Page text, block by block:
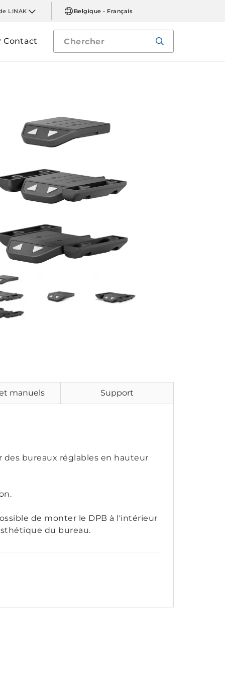
LINAK Belgique - Français
Contact
manuels Support
bureaux réglables en hauteur
de monter le DPB à l'intérieur
du bureau.